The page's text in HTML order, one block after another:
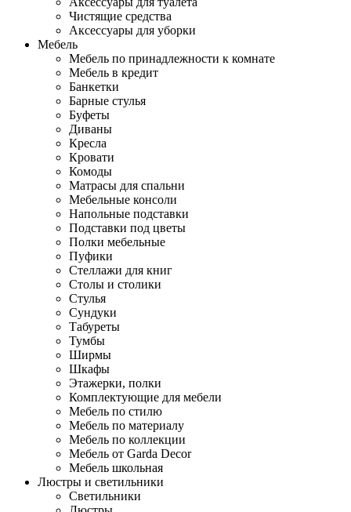
Чистящие средства
Аксессуары для уборки
Мебель
Мебель по принадлежности к комнате
Мебель в кредит
Банкетки
Барные стулья
Буфеты
Диваны
Кресла
Кровати
Комоды
Матрасы для спальни
Мебельные консоли
Напольные подставки
Подставки под цветы
Полки мебельные
Пуфики
Стеллажи для книг
Столы и столики
Стулья
Сундуки
Табуреты
Тумбы
Ширмы
Шкафы
Этажерки, полки
Комплектующие для мебели
Мебель по стилю
Мебель по материалу
Мебель по коллекции
Мебель от Garda Decor
Мебель школьная
Люстры и светильники
Светильники